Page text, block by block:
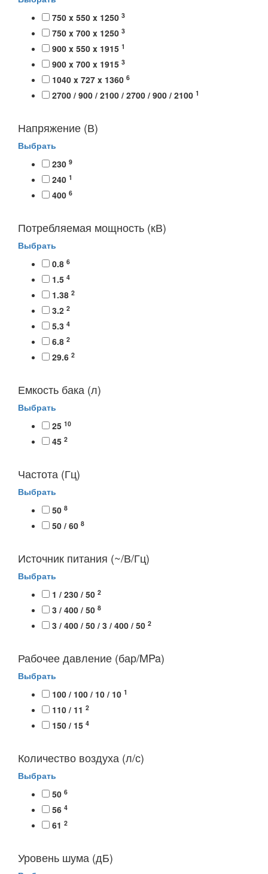
750 x 550 x 1250 3
750 x 700 x 1250 3
900 x 550 x 1915 1
900 x 700 x 1915 3
1040 x 727 x 1360 6
2700 / 900 / 2100 / 2700 / 900 / 2100 1
Напряжение (В)
Выбрать
230 9
240 1
400 6
Потребляемая мощность (кВ)
Выбрать
0.8 6
1.5 4
1.38 2
3.2 2
5.3 4
6.8 2
29.6 2
Емкость бака (л)
Выбрать
25 10
45 2
Частота (Гц)
Выбрать
50 8
50 / 60 8
Источник питания (~/В/Гц)
Выбрать
1 / 230 / 50 2
3 / 400 / 50 8
3 / 400 / 50 / 3 / 400 / 50 2
Рабочее давление (бар/MPa)
Выбрать
100 / 100 / 10 / 10 1
110 / 11 2
150 / 15 4
Количество воздуха (л/с)
Выбрать
50 6
56 4
61 2
Уровень шума (дБ)